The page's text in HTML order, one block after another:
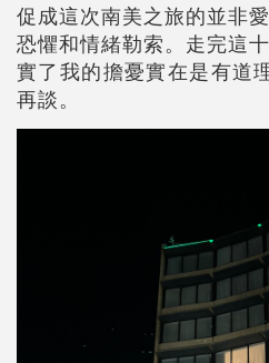
促成這次南美之旅的並非
恐懼和情緒勒索。走完這
實了我的擔憂實在是有道
再談。